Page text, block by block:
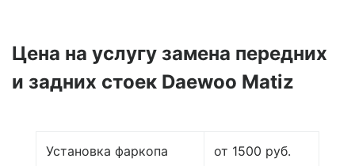
Цена на услугу замена передних
и задних стоек Daewoo Matiz
Установка фаркопа от 1500 руб.